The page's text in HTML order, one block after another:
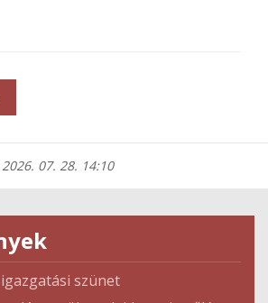
07. 28. 14:10
szünet